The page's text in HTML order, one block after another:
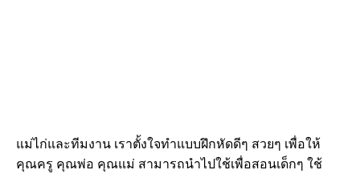
แม่ไก่และทีมงาน เราตั้งใจทำแบบฝึกหัดดีๆ สวยๆ เพื่อให้
คุณครู คุณพ่อ คุณแม่ สามารถนำไปใช้เพื่อสอนเด็กๆ ใช้